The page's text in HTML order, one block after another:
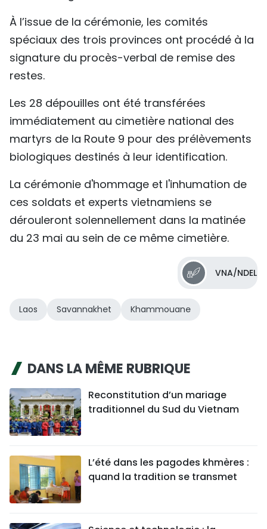
À l’issue de la cérémonie, les comités
spéciaux des trois provinces ont procédé à la
signature du procès-verbal de remise des
restes.
Les 28 dépouilles ont été transférées
immédiatement au cimetière national des
martyrs de la Route 9 pour des prélèvements
biologiques destinés à leur identification.
La cérémonie d'hommage et l'inhumation de
ces soldats et experts vietnamiens se
dérouleront solennellement dans la matinée
du 23 mai au sein de ce même cimetière.
VNA/NDEL
Laos Savannakhet Khammouane
DANS LA MÊME RUBRIQUE
Reconstitution d’un mariage
traditionnel du Sud du Vietnam
L’été dans les pagodes khmères :
quand la tradition se transmet